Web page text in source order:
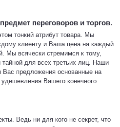
переговоров и торгов.
тонкий атрибут товара. Мы
клиенту и Ваша цена на каждый
Мы всячески стремимся к тому,
для всех третьих лиц. Наши
предложения основанные на
Вашего конечного
Ведь ни для кого не секрет, что